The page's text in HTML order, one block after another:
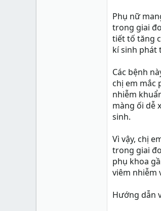
Phụ nữ
trong giai
tiết tố tăng
kí sinh phát
Các bệnh
chị em mắc
nhiễm
màng ối dễ
sinh.
Vì vậy, chị
trong giai
phụ khoa
viêm nhiễm
Hướng dẫn